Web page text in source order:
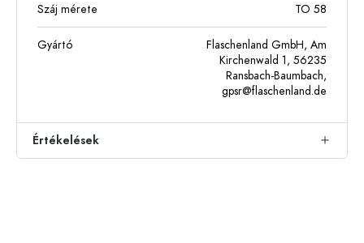
Száj mérete TO 58
Gyártó
Flaschenland GmbH, Am
Kirchenwald 1, 56235
Ransbach-Baumbach,
gpsr@flaschenland.de
Értékelések